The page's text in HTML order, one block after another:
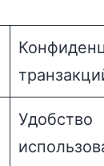
Удобство